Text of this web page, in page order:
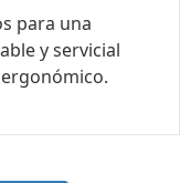
para una
y servicial